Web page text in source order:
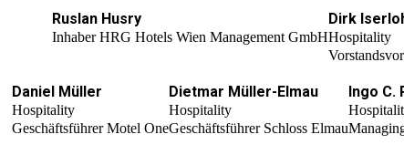
Ruslan Husry
Inhaber HRG Hotels Wien Management GmbH
Dirk
Hospitality
Daniel Müller
Hospitality
Geschäftsführer Motel One
Dietmar Müller-Elmau
Hospitality
Geschäftsführer Schloss Elmau
Ingo C.